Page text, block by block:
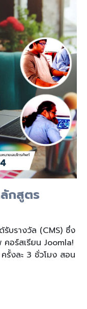
กสูตร
รับรางวัล (CMS) ซึ่ง
คอร์สเรียน Joomla!
รั้งละ 3 ชั่วโมง สอน